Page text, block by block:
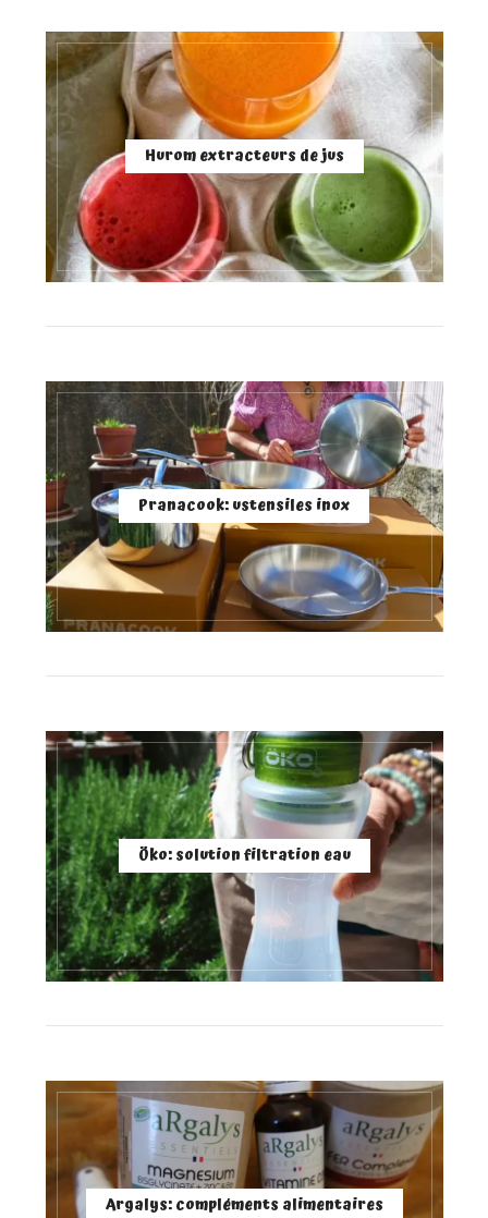
Hurom extracteurs de jus
Pranacook: ustensiles inox
Öko: solution filtration eau
Argalys: compléments alimentaires